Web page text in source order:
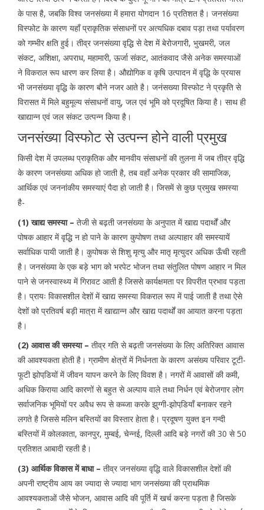
के पास है, जबकि विश्व जनसंख्या में हमारा योगदान 16 प्रतिशत है। जनसंख्या
विस्फोट के कारण यहाँ प्राकृतिक संसाधनों पर अत्यधिक दबाव पड़ा तथा पर्यावरण
को गम्भीर क्षति हुई। तीव्र जनसंख्या वृद्धि से देश में बेरोजगारी, भुखमरी, जल
संकट, अशिक्षा, अपराध, महामारी, ऊर्जा संकट, आतंकवाद जैसे अनेक समस्याओं
ने विकराल रूप धारण कर लिया है। औद्योगिक व कृषि उत्पादन में वृद्धि के प्रयास
भी जनसंख्या वृद्धि के कारण बौने नजर आते है। जनंसख्या विस्फोट ने प्रकृति से
विरासत में मिले बहुमूल्य संसाधनों वायु, जल एवं भूमि को प्रदूषित किया है। साथ ही
खाद्यान्न एवं जल संकट उत्पन्न किया है।
जनसंख्या विस्फोट से उत्पन्न होने वाली प्रमुख
किसी देश में उपलब्ध प्राकृतिक और मानवीय संसाधनों की तुलना में जब तीव्र वृद्धि
के कारण जनसंख्या अधिक हो जाती है, तब वहाँ अनेक प्रकार की सामाजिक,
आर्थिक एवं जननांकीय समस्याएं पैदा हो जाती है। जिसमें से कुछ प्रमुख समस्या
है-
(1) खाद्य समस्या – तेजी से बढ़ती जनसंख्या के अनुपात में खाद्य पदार्थों और
पोषक आहार में वृद्धि न हो पाने के कारण कुपोषण तथा अल्पाहार की समस्यायें
सर्वाधिक पायी जाती है। कुपोषक से शिशु मृत्यु और मातृ मृत्युदर अधिक ऊँची रहती
है। जनसंख्या के एक बड़े भाग को भरपेट भोजन तथा संतुलित पोषण आहार न मिल
पाने से जनस्वास्थ्य में गिरावट आती है जिससे कार्यक्षमता पर विपरीत प्रभाव पड़ता
है। प्रायः विकासशील देशों में खाद्य समस्या विकराल रूप में पाई जाती है तथा ऐसे
देशों को प्रतिवर्ष बड़ी मात्रा में खाद्यान्न और खाद्य पदार्थों का आयात करना पड़ता
है।
(2) आवास की समस्या – तीव्र गति से बढ़ती जनसंख्या के लिए अतिरिक्त आवास
की आवश्यकता होती है। ग्रामीण क्षेत्रों में निर्धनता के कारण असंख्य परिवार टूटी-
फूटी झोपडि़यों में जीवन यापन करने के लिए विवश है। नगरों में आवासों की कमी,
अधिक किराया आदि कारणों से बहुत से अल्पाय वाले तथा निर्धन एवं बेरोजगार लोग
सर्वाजनिक भूमियों पर अवैध रूप से कब्जा करके झुग्गी-झोपडि़याँ बनाकर रहने
लगते है जिससे मलिन बस्तियों का विस्तार हेाता है। प्रदूषण युक्त इन गन्दी
बस्तियों में कोलकाता, कानपुर, मुम्बई, चेन्नई, दिल्ली आदि बड़े नगरों की 30 से 50
प्रतिशत आबादी रहती है।
(3) आर्थिक विकास में बाधा – तीव्र जनसंख्या वृद्धि वाले विकासशील देशों की
अपनी राष्ट्रीय आय का ज्यादा से ज्यादा भाग जनसंख्या की प्राथमिक
आवश्यकताओं जैसे भोजन, आवास आदि की पूर्ति में खर्च करना पड़ता है जिसके